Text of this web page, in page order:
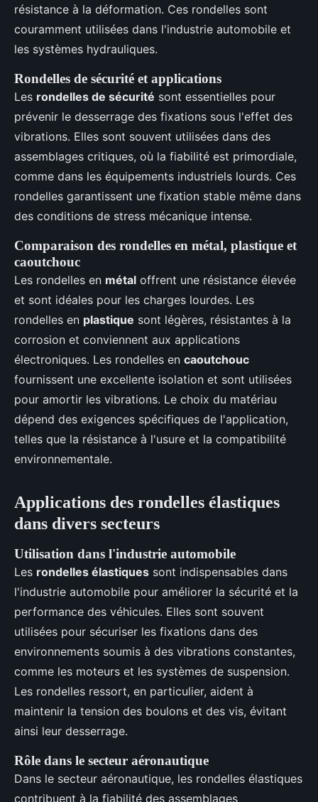
résistance à la déformation. Ces rondelles sont
couramment utilisées dans l'industrie automobile et
les systèmes hydrauliques.
Rondelles de sécurité et applications
Les rondelles de sécurité sont essentielles pour
prévenir le desserrage des fixations sous l'effet des
vibrations. Elles sont souvent utilisées dans des
assemblages critiques, où la fiabilité est primordiale,
comme dans les équipements industriels lourds. Ces
rondelles garantissent une fixation stable même dans
des conditions de stress mécanique intense.
Comparaison des rondelles en métal, plastique et
caoutchouc
Les rondelles en métal offrent une résistance élevée
et sont idéales pour les charges lourdes. Les
rondelles en plastique sont légères, résistantes à la
corrosion et conviennent aux applications
électroniques. Les rondelles en caoutchouc
fournissent une excellente isolation et sont utilisées
pour amortir les vibrations. Le choix du matériau
dépend des exigences spécifiques de l'application,
telles que la résistance à l'usure et la compatibilité
environnementale.
Applications des rondelles élastiques
dans divers secteurs
Utilisation dans l'industrie automobile
Les rondelles élastiques sont indispensables dans
l'industrie automobile pour améliorer la sécurité et la
performance des véhicules. Elles sont souvent
utilisées pour sécuriser les fixations dans des
environnements soumis à des vibrations constantes,
comme les moteurs et les systèmes de suspension.
Les rondelles ressort, en particulier, aident à
maintenir la tension des boulons et des vis, évitant
ainsi leur desserrage.
Rôle dans le secteur aéronautique
Dans le secteur aéronautique, les rondelles élastiques
contribuent à la fiabilité des assemblages